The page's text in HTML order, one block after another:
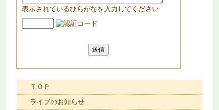
表示されているひらがなを入力してください
ＴＯＰ
ライブのお知らせ